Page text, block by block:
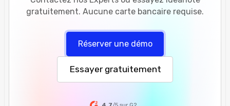
gratuitement. Aucune carte bancaire requise.
Réserver une démo
Essayer gratuitement